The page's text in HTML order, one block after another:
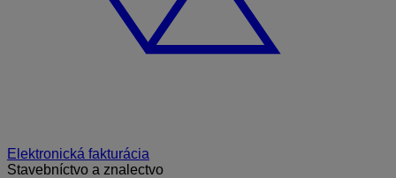
Elektronická fakturácia
Stavebníctvo a znalectvo